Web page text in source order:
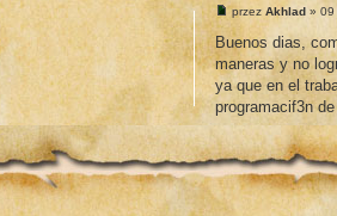
przezAkhlad » 09
Buenos dias,
maneras y no
ya que en el
programacif3n